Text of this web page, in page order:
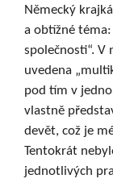
Německý
a obtížné
společnosti“. V
uvedena
pod tím v
vlastně
devět, což je
Tentokrát
jednotlivých